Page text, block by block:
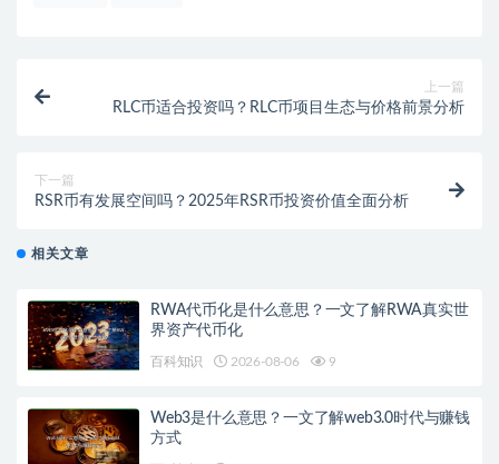
上一篇
RLC币适合投资吗？RLC币项目生态与价格前景分析
下一篇
RSR币有发展空间吗？2025年RSR币投资价值全面分析
相关文章
RWA代币化是什么意思？一文了解RWA真实世
界资产代币化
百科知识 2026-08-06 9
Web3是什么意思？一文了解web3.0时代与赚钱
方式